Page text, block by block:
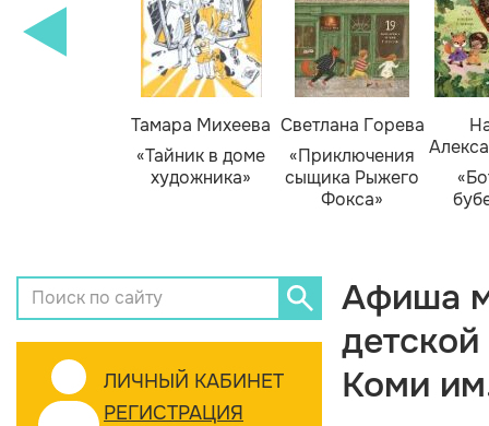
Тамара Михеева
«Тайник в доме
художника»
Светлана Горева
«Приключения
сыщика Рыжего
Фокса»
ЛИЧНЫЙ КАБИНЕТ
РЕГИСТРАЦИЯ
Афиша
Коми